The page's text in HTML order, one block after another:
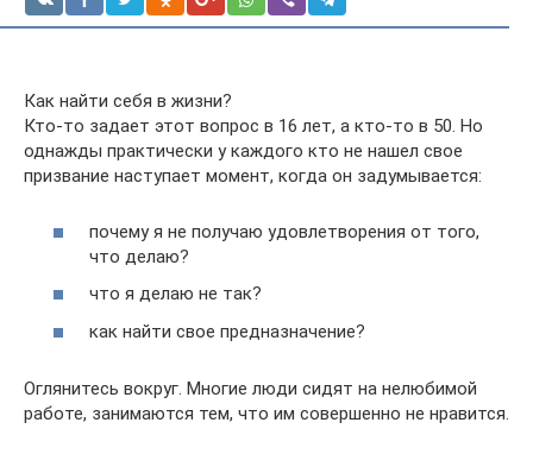
Как найти себя в жизни?
Кто-то задает этот вопрос в 16 лет, а кто-то в 50. Но
однажды практически у каждого кто не нашел свое
призвание наступает момент, когда он задумывается:
почему я не получаю удовлетворения от того,
что делаю?
что я делаю не так?
как найти свое предназначение?
Оглянитесь вокруг. Многие люди сидят на нелюбимой
работе, занимаются тем, что им совершенно не нравится.